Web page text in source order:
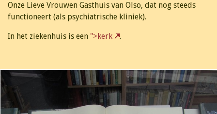
Onze Lieve Vrouwen Gasthuis van Olso, dat nog steeds
functioneert (als psychiatrische kliniek).
In het ziekenhuis is een ">kerk .